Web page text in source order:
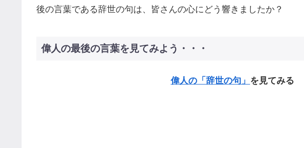
後の言葉である辞世の句は、皆さんの心にどう響きましたか？
偉人の最後の言葉を見てみよう・・・
偉人の「辞世の句」 を見てみる